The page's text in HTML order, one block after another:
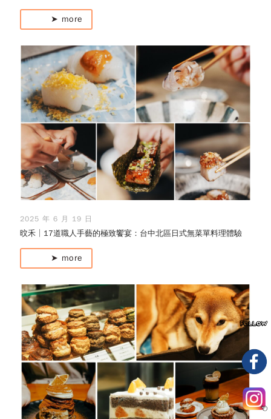
➤ more
2025 年 6 月 19 日
旼禾│17道職人手藝的極致饗宴：台中北區日式無菜單料理體驗
➤ more